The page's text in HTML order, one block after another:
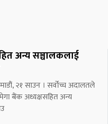
अन्य सञ्चालकलाई
२१ साउन । सर्वोच्च अदालतले
बैंक अध्यक्षसहित अन्य